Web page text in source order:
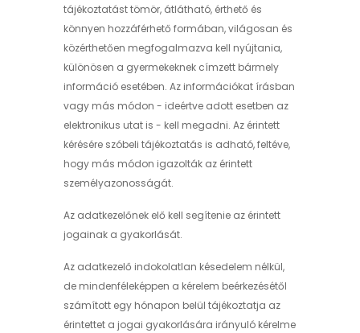
tájékoztatást tömör, átlátható, érthető és
könnyen hozzáférhető formában, világosan és
közérthetően megfogalmazva kell nyújtania,
különösen a gyermekeknek címzett bármely
információ esetében. Az információkat írásban
vagy más módon - ideértve adott esetben az
elektronikus utat is - kell megadni. Az érintett
kérésére szóbeli tájékoztatás is adható, feltéve,
hogy más módon igazolták az érintett
személyazonosságát.
Az adatkezelőnek elő kell segítenie az érintett
jogainak a gyakorlását.
Az adatkezelő indokolatlan késedelem nélkül,
de mindenféleképpen a kérelem beérkezésétől
számított egy hónapon belül tájékoztatja az
érintettet a jogai gyakorlására irányuló kérelme